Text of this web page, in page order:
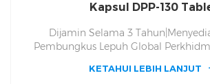
Kapsul DPP-130
Dijamin Selama 3
Pembungkus Lepuh Global
Penyelenggaraan dan Alat Ganti
KETAHUI LEBIH LANJUT